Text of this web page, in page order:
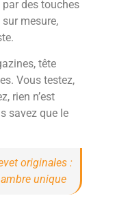
des touches
mesure,
tête
Vous testez,
rien n’est
savez que le
originales :
unique